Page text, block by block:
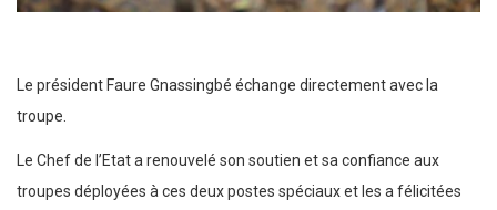
Le président Faure Gnassingbé échange directement avec la
troupe.
Le Chef de l’Etat a renouvelé son soutien et sa confiance aux
troupes déployées à ces deux postes spéciaux et les a félicitées